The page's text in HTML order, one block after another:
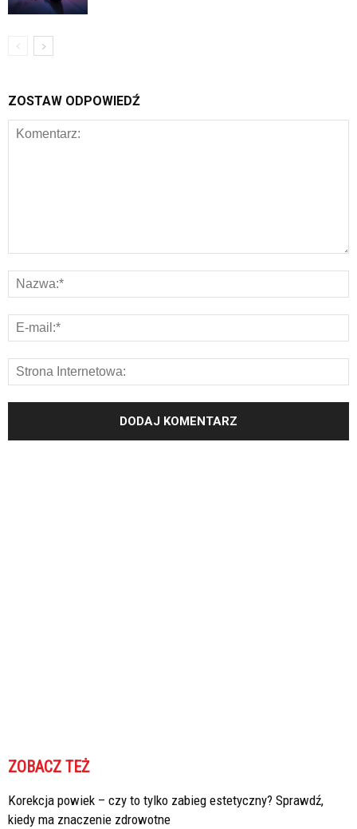
ZOSTAW ODPOWIEDŹ
ZOBACZ TEŻ
Korekcja powiek – czy to tylko zabieg estetyczny? Sprawdź,
kiedy ma znaczenie zdrowotne